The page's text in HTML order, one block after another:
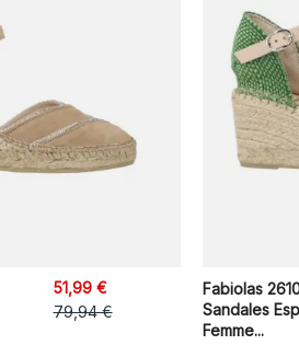
51,99 €
79,94 €
Fabiolas
Sandales
Femme...